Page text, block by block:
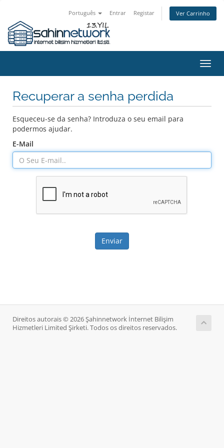
Português Entrar Registar Ver Carrinho
Recuperar a senha perdida
Esqueceu-se da senha? Introduza o seu email para
podermos ajudar.
E-Mail
Enviar
Direitos autorais © 2026 Şahinnetwork İnternet Bilişim
Hizmetleri Limited Şirketi. Todos os direitos reservados.